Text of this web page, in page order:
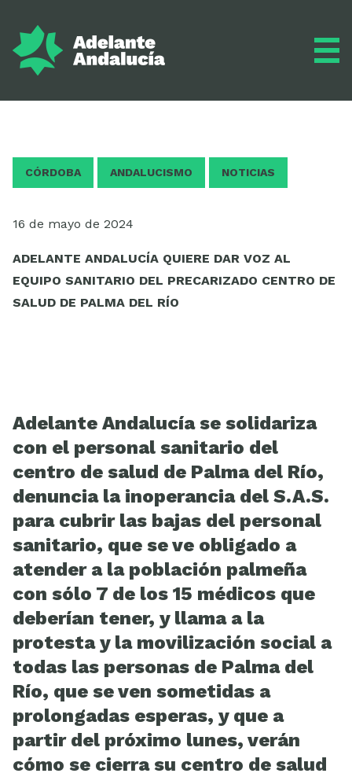
Inscríbete
CÓRDOBA ANDALUCISMO NOTICIAS
16 de mayo de 2024
ADELANTE ANDALUCÍA QUIERE DAR VOZ AL
EQUIPO SANITARIO DEL PRECARIZADO CENTRO DE
SALUD DE PALMA DEL RÍO
Adelante Andalucía se solidariza
con el personal sanitario del
centro de salud de Palma del Río,
denuncia la inoperancia del S.A.S.
para cubrir las bajas del personal
sanitario, que se ve obligado a
atender a la población palmeña
con sólo 7 de los 15 médicos que
deberían tener, y llama a la
protesta y la movilización social a
todas las personas de Palma del
Río, que se ven sometidas a
prolongadas esperas, y que a
partir del próximo lunes, verán
cómo se cierra su centro de salud